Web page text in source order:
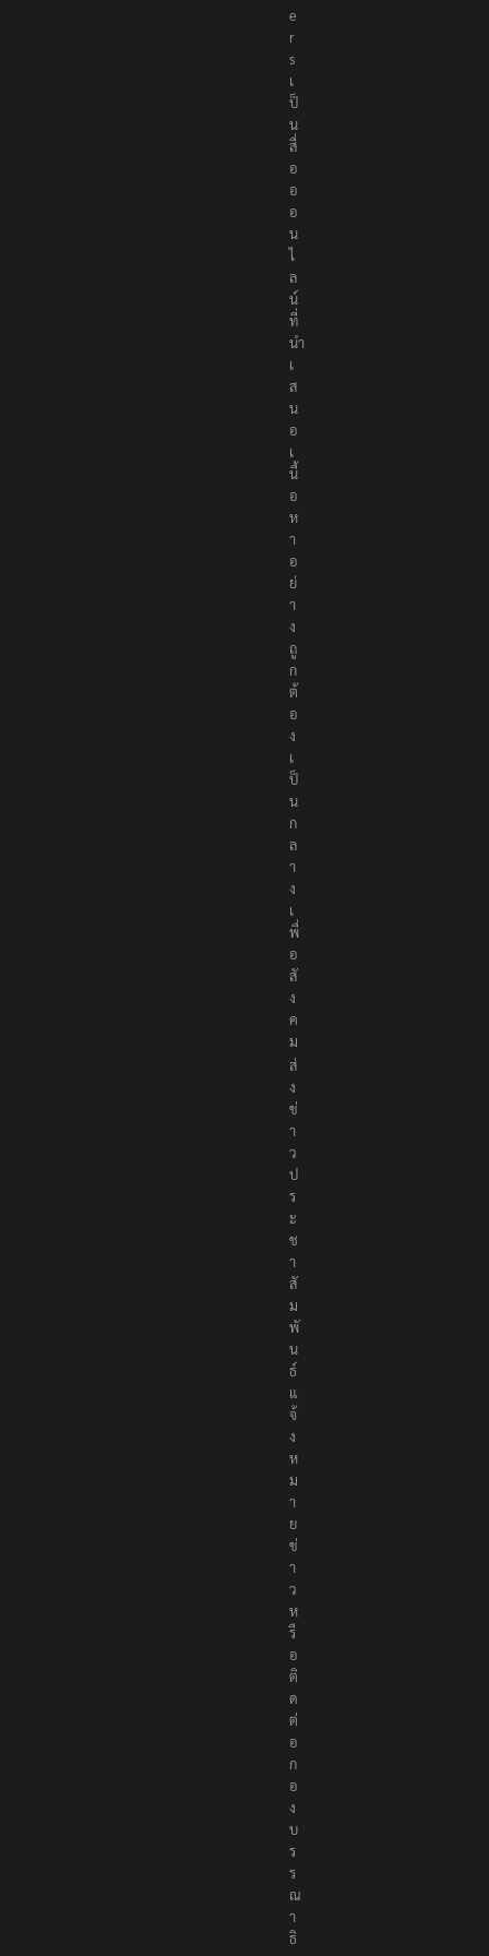
e
r
s
เ
ป็
น
สื่
อ
อ
อ
น
ไ
ล
น์
ที่
นำ
เ
ส
น
อ
เ
นื้
อ
ห
า
อ
ย่
า
ง
ถู
ก
ต้
อ
ง
เ
ป็
น
ก
ล
า
ง
เ
พื่
อ
สั
ง
ค
ม
ส่
ง
ข่
า
ว
ป
ร
ะ
ช
า
สั
ม
พั
น
ธ์
แ
จ้
ง
ห
ม
า
ย
ข่
า
ว
ห
รื
อ
ติ
ด
ต่
อ
ก
อ
ง
บ
ร
ร
ณ
า
ธิ